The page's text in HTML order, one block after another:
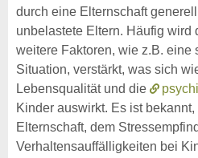
durch eine Elternschaft
unbelastete Eltern. Häufig wird
weitere Faktoren, wie z.B.
Situation, verstärkt, was sich
Lebensqualität und die
Kinder auswirkt. Es ist
Elternschaft, dem
Verhaltensauffälligkeiten bei